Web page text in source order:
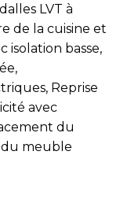
LVT à
de la cuisine et
isolation basse,
Reprise
avec
du
du meuble